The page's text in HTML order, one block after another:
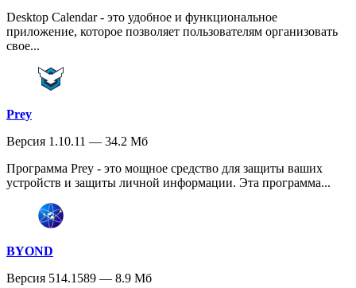
Desktop Calendar - это удобное и функциональное
приложение, которое позволяет пользователям организовать
свое...
Prey
Версия 1.10.11 — 34.2 Мб
Программа Prey - это мощное средство для защиты ваших
устройств и защиты личной информации. Эта программа...
BYOND
Версия 514.1589 — 8.9 Мб